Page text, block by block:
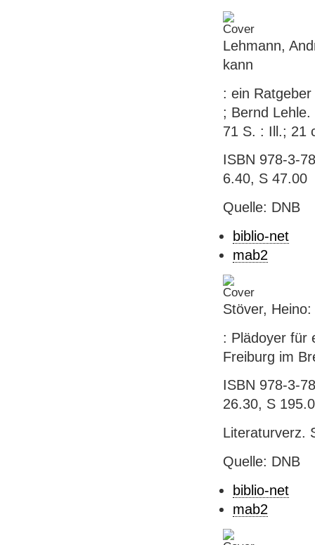
Lehmann,
kann
: ein
; Bernd
71 S. : Ill.; 21
ISBN 978-3-
6.40, S 47.00
Quelle: DNB
biblio-net
mab2
Stöver,
: Plädoyer für
Freiburg im
ISBN 978-3-
26.30, S
Literaturverz.
Quelle: DNB
biblio-net
mab2